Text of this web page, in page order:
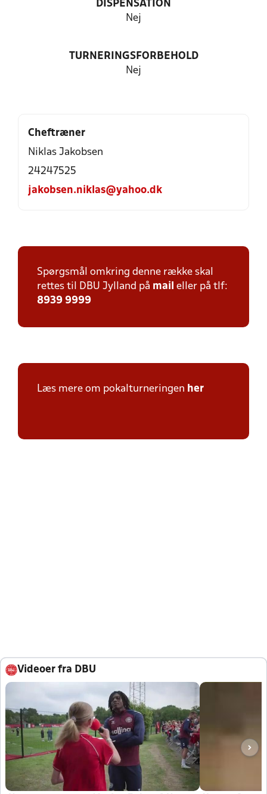
DISPENSATION
Nej
TURNERINGSFORBEHOLD
Nej
Cheftræner
Niklas Jakobsen
24247525
jakobsen.niklas@yahoo.dk
Spørgsmål omkring denne række skal
rettes til DBU Jylland på mail eller på tlf:
8939 9999
Læs mere om pokalturneringen her
Videoer fra DBU